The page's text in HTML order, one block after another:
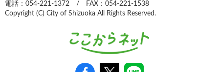
電話：054-221-1372 / FAX：054-221-1538
Copyright (C) City of Shizuoka All Rights Reserved.